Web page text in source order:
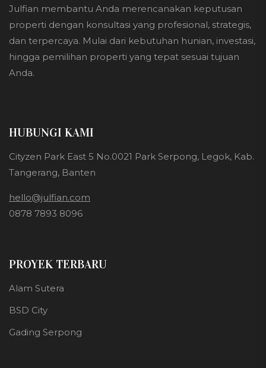
Julfian membantu Anda merencanakan keputusan
properti dengan konsultasi yang profesional, strategis,
dan terpercaya. Mulai dari kebutuhan hunian, investasi,
hingga pemilihan properti yang tepat sesuai tujuan
Anda.
HUBUNGI KAMI
Cityzen Park East 5 No.0021 Park Serpong, Legok, Kab.
Tangerang, Banten
hello@julfian.com
0878 7893 8096
PROYEK TERBARU
Alam Sutera
BSD City
Gading Serpong